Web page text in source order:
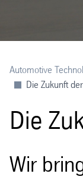
Automotive
Die Zukunft
Die
Wir